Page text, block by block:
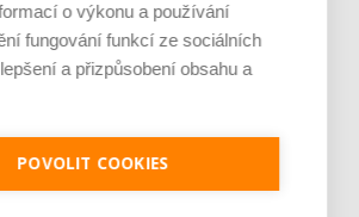
o výkonu a používání
fungování funkcí ze sociálních
a přizpůsobení obsahu a
POVOLIT COOKIES